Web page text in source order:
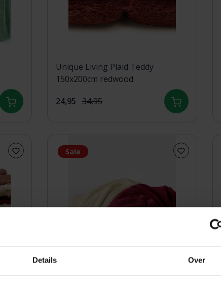
Details Over
Unique Living Plaid Teddy
150x200cm redwood
24,95 34,95
Sale